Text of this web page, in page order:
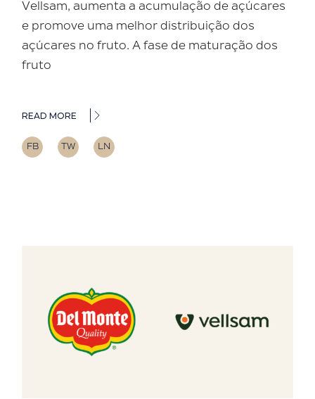
Vellsam, aumenta a acumulação de açúcares
e promove uma melhor distribuição dos
açúcares no fruto. A fase de maturação dos
fruto
READ MORE
FB TW LN